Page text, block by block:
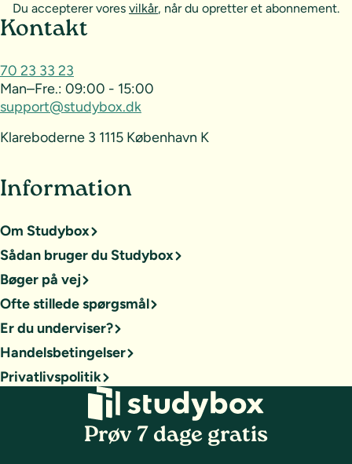
Du accepterer vores vilkår, når du opretter et abonnement.
Sideoversigt og kontakt
Kontakt
70 23 33 23
Man–Fre.: 09:00 - 15:00
support@studybox.dk
Klareboderne 3 1115 København K
Information
Om Studybox
Sådan bruger du Studybox
Bøger på vej
Ofte stillede spørgsmål
Er du underviser?
Handelsbetingelser
Privatlivspolitik
Prøv 7 dage gratis